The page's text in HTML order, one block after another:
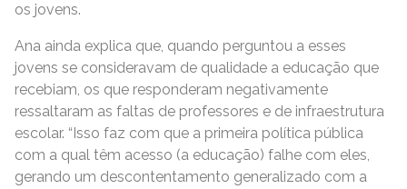
os jovens.
Ana ainda explica que, quando perguntou a esses
jovens se consideravam de qualidade a educação que
recebiam, os que responderam negativamente
ressaltaram as faltas de professores e de infraestrutura
escolar. “Isso faz com que a primeira política pública
com a qual têm acesso (a educação) falhe com eles,
gerando um descontentamento generalizado com a